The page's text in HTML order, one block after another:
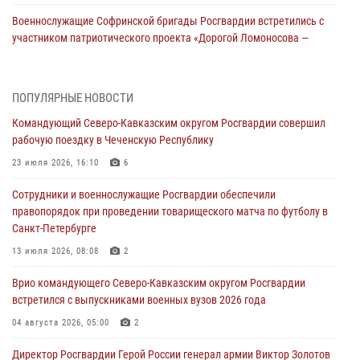
Военнослужащие Софринской бригады Росгвардии встретились с
участником патриотического проекта «Дорогой Ломоносова —
настольному теннису ко Дню физкультурника
08 августа 2026, 07:00
Кузбассе
08 августа 2026, 07:00
ОМОН «Ойрат» Управления Росгвардии по Республике Калмыкия
08 августа 2026, 07:00
В Москве росгвардейцы оказали помощь медикам и девушке с
ПОПУЛЯРНЫЕ НОВОСТИ
Командующий Северо-Кавказским округом Росгвардии совершил
рабочую поездку в Чеченскую Республику
23 июля 2026, 16:10 6
Сотрудники и военнослужащие Росгвардии обеспечили
правопорядок при проведении товарищеского матча по футболу в
Санкт-Петербурге
13 июля 2026, 08:08 2
Врио командующего Северо-Кавказским округом Росгвардии
встретился с выпускниками военных вузов 2026 года
04 августа 2026, 05:00 2
Директор Росгвардии Герой России генерал армии Виктор Золотов